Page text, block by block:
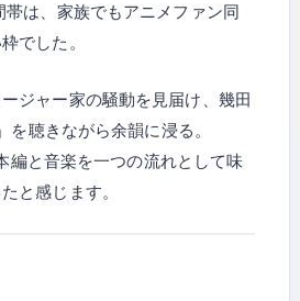
は、家族でもアニメファン同
でした。
ジャー家の騒動を見届け、幾田
聴きながら余韻に浸る。
編と音楽を一つの流れとして味
と感じます。